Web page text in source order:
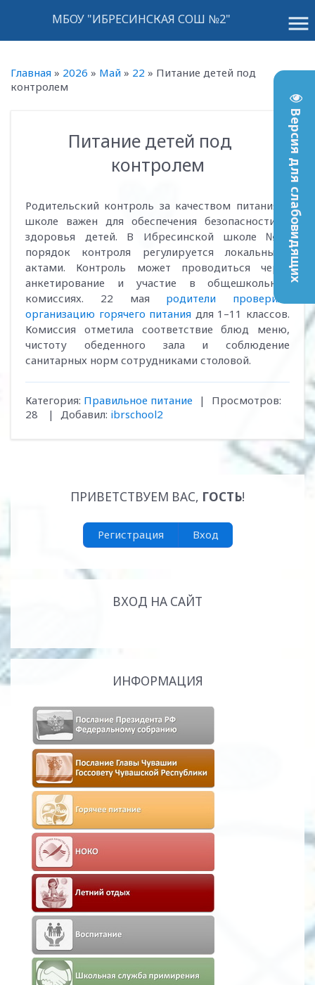
Версия для слабовидящих
menu
МБОУ "ИБРЕСИНСКАЯ СОШ №2"
Главная » 2026 » Май » 22 » Питание детей под
контролем
Питание детей под
контролем
Родительский контроль за качеством питания в
школе важен для обеспечения безопасности и
здоровья детей. В Ибресинской школе №2
порядок контроля регулируется локальными
актами. Контроль может проводиться через
анкетирование и участие в общешкольных
комиссиях. 22 мая родители проверили
организацию горячего питания для 1–11 классов.
Комиссия отметила соответствие блюд меню,
чистоту обеденного зала и соблюдение
санитарных норм сотрудниками столовой.
Категория: Правильное питание | Просмотров:
28
| Добавил: ibrschool2
ПРИВЕТСТВУЕМ ВАС, ГОСТЬ!
Регистрация Вход
ВХОД НА САЙТ
ИНФОРМАЦИЯ